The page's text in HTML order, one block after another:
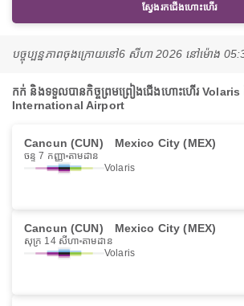
ស្វែងរកជើងហោះហើរ
បច្ចុប្បន្នភាពចុងក្រោយនៅ6 សីហា 2026 នៅ​ម៉ោង
កក់ និងទទួលបានកិច្ចព្រមព្រៀងជើងហោះហើរ
International Airport
Cancun (CUN) Mexico City (MEX)
ចន្ទ 7 កញ្ញា តាមដាន
Volaris
Cancun (CUN) Mexico City (MEX)
សុក្រ 14 សីហា តាមដាន
Volaris